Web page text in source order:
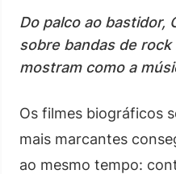
Do palco ao bastidor,
sobre bandas de
mostram como a
Os filmes biográficos
mais marcantes
ao mesmo tempo: